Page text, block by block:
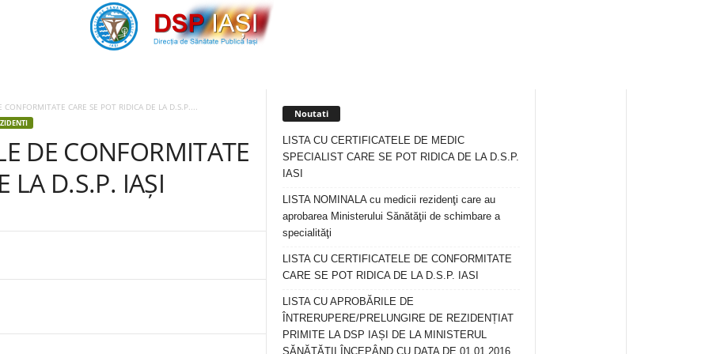
CONFORMITATE CARE SE POT RIDICA DE LA D.S.P....
DE CONFORMITATE
LA D.S.P. IAȘI
Noutati
LISTA CU CERTIFICATELE DE MEDIC
SPECIALIST CARE SE POT RIDICA DE LA D.S.P.
IASI
LISTA NOMINALA cu medicii rezidenţi care au
aprobarea Ministerului Sănătăţii de schimbare a
specialităţi
LISTA CU CERTIFICATELE DE CONFORMITATE
CARE SE POT RIDICA DE LA D.S.P. IASI
LISTA CU APROBĂRILE DE
ÎNTRERUPERE/PRELUNGIRE DE REZIDENȚIAT
PRIMITE LA DSP IAȘI DE LA MINISTERUL
SĂNĂTĂȚII ÎNCEPÂND CU DATA DE 01.01.2016